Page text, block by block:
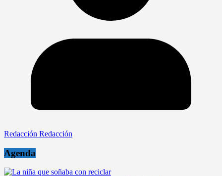
Redacción Redacción
Agenda